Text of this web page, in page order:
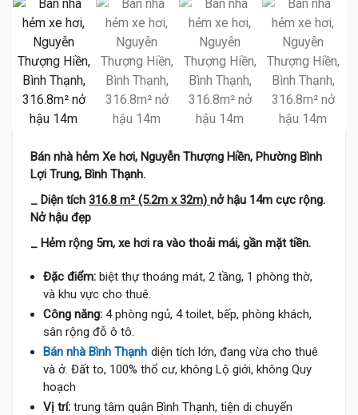
Bán nhà hẻm Xe hơi, Nguyễn Thượng Hiền, Phường Bình
Lợi Trung, Bình Thạnh.
_ Diện tích 316.8 m² (5.2m x 32m) nở hậu 14m cực rộng.
Nở hậu đẹp
_ Hẻm rộng 5m, xe hơi ra vào thoải mái, gần mặt tiền.
Đặc điểm: biệt thự thoáng mát, 2 tầng, 1 phòng thờ,
và khu vực cho thuê.
Công năng: 4 phòng ngủ, 4 toilet, bếp, phòng khách,
sân rộng đỗ ô tô.
Bán nhà Bình Thạnh diện tích lớn, đang vừa cho thuê
và ở. Đất to, 100% thổ cư, không Lộ giới, không Quy
hoạch
Vị trí: trung tâm quận Bình Thạnh, tiện di chuyển